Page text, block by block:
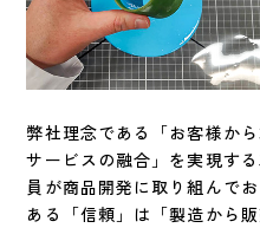
弊社理念である「お客様か
サービスの融合」を実現す
員が商品開発に取り組んで
ある「信頼」は「製造から